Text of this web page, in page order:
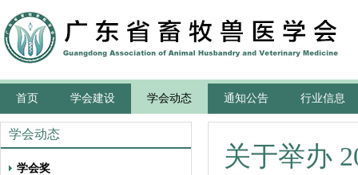
首页 学会建设 学会动态 通知公告 行业信息
学会动态
学会奖
关于举办